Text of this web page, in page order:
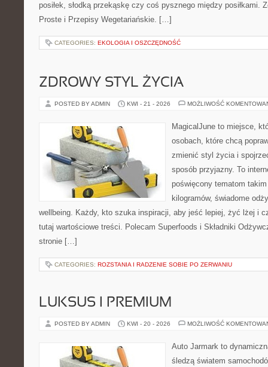
posiłek, słodką przekąskę czy coś pysznego między posiłkami.
Proste i Przepisy Wegetariańskie. […]
CATEGORIES: EKOLOGIA I OSZCZĘDNOŚĆ
ZDROWY STYL ŻYCIA
POSTED BY ADMIN KWI - 21 - 2026 MOŻLIWOŚĆ
MagicalJune to miejsce,
osobach, które chcą
zmienić styl życia i
sposób przyjazny. To
poświęcony tematom
kilogramów, świadome
wellbeing. Każdy, kto szuka inspiracji, aby jeść lepiej, żyć lżej i
tutaj wartościowe treści. Polecam Superfoods i Składniki
stronie […]
CATEGORIES: ROZSTANIA I RADZENIE SOBIE PO ZERWANIU
LUKSUS I PREMIUM
POSTED BY ADMIN KWI - 20 - 2026 MOŻLIWOŚĆ
Auto Jarmark to
śledzą światem